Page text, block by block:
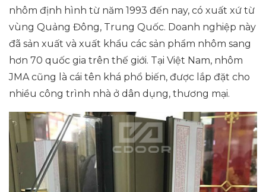
nhôm định hình từ năm 1993 đến nay, có xuất xứ từ
vùng Quảng Đông, Trung Quốc. Doanh nghiệp này
đã sản xuất và xuất khẩu các sản phẩm nhôm sang
hơn 70 quốc gia trên thế giới. Tại Việt Nam, nhôm
JMA cũng là cái tên khá phổ biến, được lắp đặt cho
nhiều công trình nhà ở dân dụng, thương mại.